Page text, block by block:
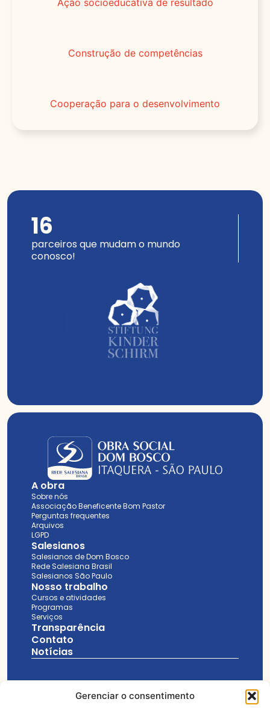
Gerenciar o consentimento
Ação socioeducativa de resultado
Construção de competências
Cooperação para o desenvolvimento
parceiros que mudam o mundo
conosco!
16
A obra
Sobre nós
Associação Beneficente Bom Pastor
Perguntas frequentes
Arquivos
LGPD
Salesianos
Salesianos de Dom Bosco
Rede Salesiana Brasil
Salesianos São Paulo
Nosso trabalho
Cursos e atividades
Programas
Serviços
Transparência
Contato
Notícias